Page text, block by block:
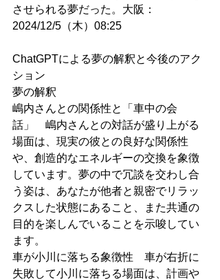
させられる夢だった。大阪：
2024/12/5（木）08:25
ChatGPTによる夢の解釈と今後のアク
ション
夢の解釈
嶋内さんとの関係性と「車中の会
話」　嶋内さんとの対話が盛り上がる
場面は、現実の彼との良好な関係性
や、創造的なエネルギーの交換を象徴
しています。夢の中で冗談を交わし合
う姿は、あなたが他者と親密でリラッ
クスした状態にあること、また共通の
目的を楽しんでいることを示唆してい
ます。
車が小川に落ちる象徴性　車が右折に
失敗して小川に落ちる場面は、計画や